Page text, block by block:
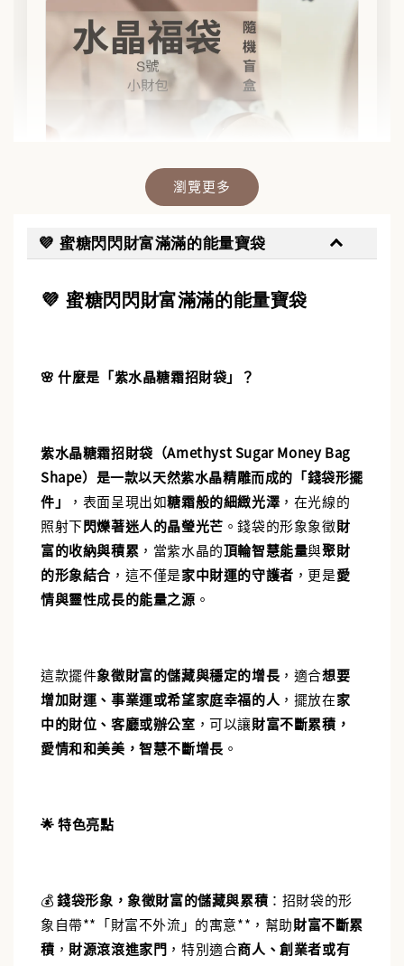
NT$ 388
加入購物車
瀏覽更多
💜 蜜糖閃閃財富滿滿的能量寶袋
💜 蜜糖閃閃財富滿滿的能量寶袋
🌸 什麼是「紫水晶糖霜招財袋」？
紫水晶糖霜招財袋（Amethyst Sugar Money Bag
Shape） 是一款以天然紫水晶精雕而成的「錢袋形擺
件」
，表面呈現出如糖霜般的細緻光澤 ，在光線的
照射下閃爍著迷人的晶瑩光芒 。錢袋的形象象徵財
富的收納與積累 ，當紫水晶的頂輪智慧能量與聚財
的形象結合 ，這不僅是家中財運的守護者 ，更是愛
情與靈性成長的能量之源 。
這款擺件象徵財富的儲藏與穩定的增長 ，適合想要
增加財運、事業運或希望家庭幸福的人 ，擺放在家
中的財位、客廳或辦公室 ，可以讓財富不斷累積，
愛情和和美美，智慧不斷增長 。
🌟特色亮點
💰 錢袋形象，象徵財富的儲藏與累積 ： 招財袋的形
象自帶**「財富不外流」的寓意**，幫助財富不斷累
積 ， 財源滾滾進家門 ，特別適合商人、創業者或有